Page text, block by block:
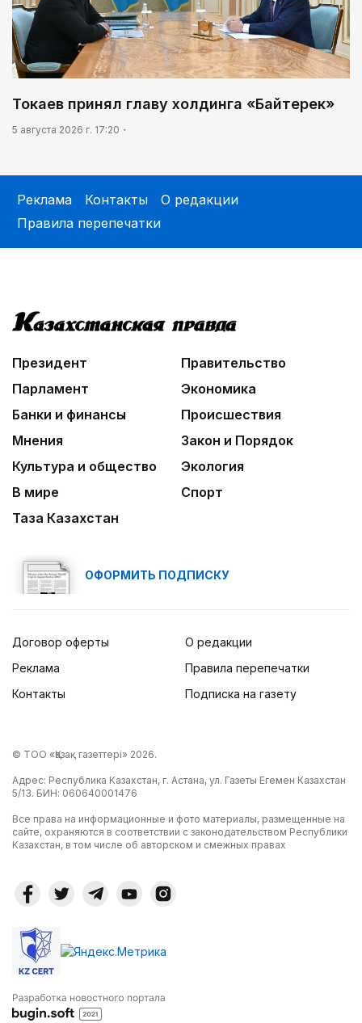
Токаев принял главу холдинга «Байтерек»
5 августа 2026 г. 17:20
Реклама Контакты
О редакции
Правила перепечатки
Президент
Правительство
Парламент
Экономика
Банки и финансы
Происшествия
Мнения
Закон и Порядок
Культура и общество
Экология
В мире
Спорт
Таза Казахстан
ОФОРМИТЬ ПОДПИСКУ
Договор оферты
Реклама
Контакты
О редакции
Правила перепечатки
Подписка на газету
© ТОО «Қазақ газеттері» 2026.
Адрес: Республика Казахстан, г. Астана, ул. Газеты Егемен Казахстан
5/13. БИН: 060640001476
Все права на информационные и фото материалы, размещенные на
сайте, охраняются в соответствии с законодательством Республики
Казахстан, в том числе об авторском и смежных правах